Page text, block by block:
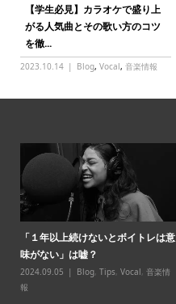
【学生必見】カラオケで盛り上
がる人気曲とその歌い方のコツ
を徹...
2023.10.14 Blog, Vocal, 音楽情報
【6月限定】”ボーカルグループレッ
スン̶...
2024.05.31 Blog, Vocal ,音楽情報